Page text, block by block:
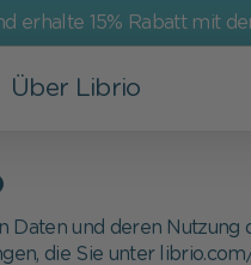
erhalte 15% Rabatt mit
Über Librio
Buch
Daten und deren
die Sie unter